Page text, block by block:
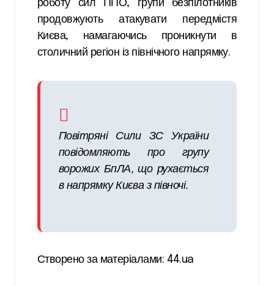
роботу сил ППО, групи безпілотників
продовжують атакувати передмістя
Києва, намагаючись проникнути в
столичний регіон із північного напрямку.
Повітряні Сили ЗС України
повідомляють про групу
ворожих БпЛА, що рухається
в напрямку Києва з півночі.
Створено за матеріалами: 44.ua